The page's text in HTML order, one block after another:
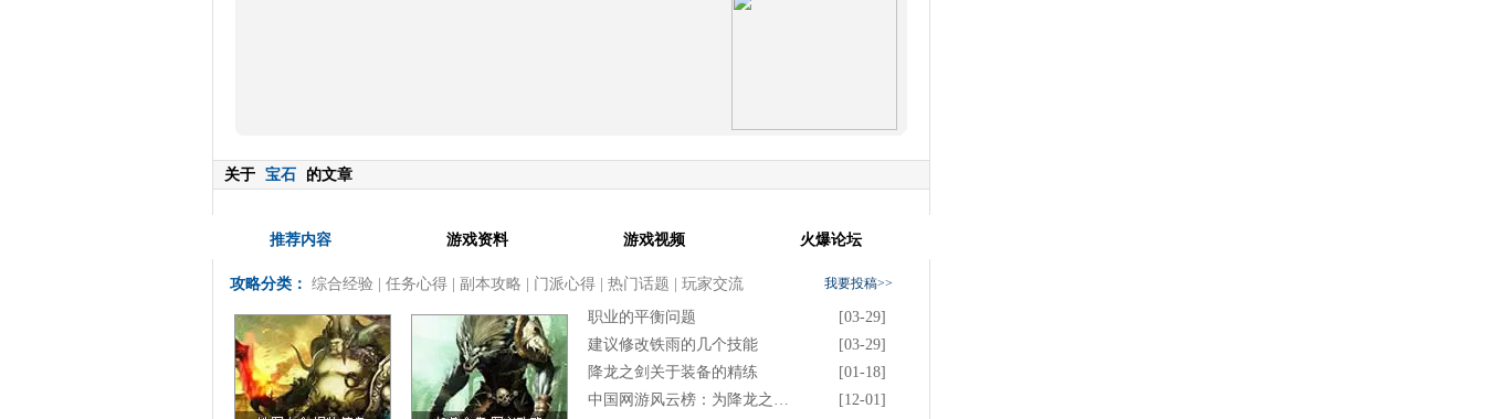
关于 宝石 的文章
推荐内容 游戏资料 游戏视频 火爆论坛
我要投稿>>
攻略分类： 综合经验 任务心得 副本攻略 门派心得 热门话题
玩家交流
[03-29]
职业的平衡问题
[03-29]
建议修改铁雨的几个技能
[01-18]
降龙之剑关于装备的精练
[12-01]
中国网游风云榜：为降龙之…